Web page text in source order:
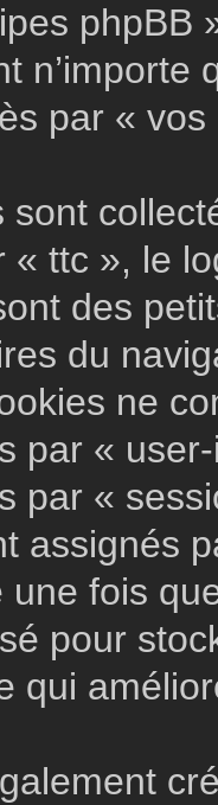
phpBB
n’importe
par «
sont
« ttc », le
des
du
ne
par «
par «
assignés
une fois
pour
qui